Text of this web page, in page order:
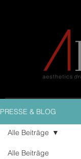
PRESSE & BLOG
Alle Beiträge
Alle Beiträge